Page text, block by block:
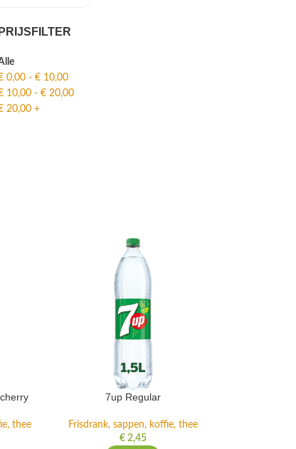
PRIJSFILTER
0,00- €10,00
10,00- €20,00
20,00+
thee
7up Regular
Frisdrank, sappen, koffie, thee
€2,45